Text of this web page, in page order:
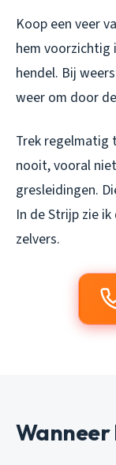
Koop een veer
hem voorzichtig
hendel. Bij
weer om door
Trek regelmatig
nooit, vooral
gresleidingen.
In de Strijp zie
zelvers.
Wanneer